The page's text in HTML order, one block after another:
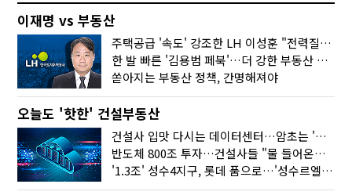
이재명 vs 부동산
주택공급 '속도' 강조한 LH 이성훈 "전력질주해야"
한 발 빠른 '김용범 페북'…더 강한 부동산 규제 나오나
쏟아지는 부동산 정책, 간명해져야
오늘도 '핫한' 건설부동산
건설사 입맛 다시는 데이터센터…암초는 '주민 반대'
반도체 800조 투자…건설사들 "물 들어온다!"
'1.3조' 성수4지구, 롯데 품으로…'성수르엘 S70' 거듭